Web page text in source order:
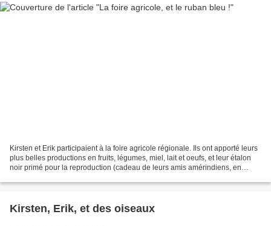
Kirsten et Erik participaient à la foire agricole régionale. Ils ont apporté leurs
plus belles productions en fruits, légumes, miel, lait et oeufs, et leur étalon
noir primé pour la reproduction (cadeau de leurs amis amérindiens, en
Kirsten, Erik, et des oiseaux